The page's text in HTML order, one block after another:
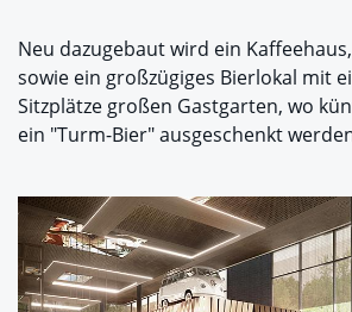
Neu dazugebaut wird ein
sowie ein großzügiges Bierlokal mit
Sitzplätze großen Gastgarten, wo
ein "Turm-Bier" ausgeschenkt